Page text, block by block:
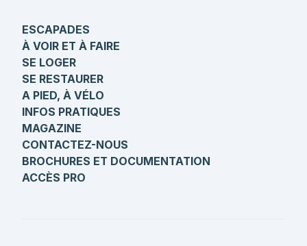
ESCAPADES
À VOIR ET À FAIRE
SE LOGER
SE RESTAURER
A PIED, À VÉLO
INFOS PRATIQUES
MAGAZINE
CONTACTEZ-NOUS
BROCHURES ET DOCUMENTATION
ACCÈS PRO